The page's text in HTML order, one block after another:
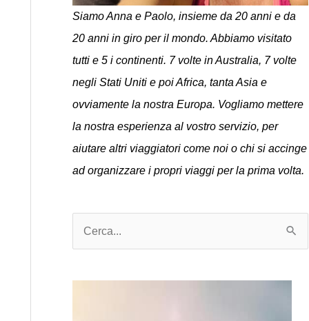
Siamo Anna e Paolo, insieme da 20 anni e da
20 anni in giro per il mondo. Abbiamo visitato
tutti e 5 i continenti. 7 volte in Australia, 7 volte
negli Stati Uniti e poi Africa, tanta Asia e
ovviamente la nostra Europa. Vogliamo mettere
la nostra esperienza al vostro servizio, per
aiutare altri viaggiatori come noi o chi si accinge
ad organizzare i propri viaggi per la prima volta.
r